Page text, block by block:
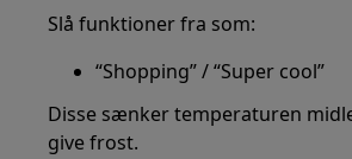
Slå funktioner fra som:
“Shopping” / “Super cool”
Disse sænker temperaturen
give frost.